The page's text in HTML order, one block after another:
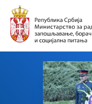
Пређи
главни
садржај